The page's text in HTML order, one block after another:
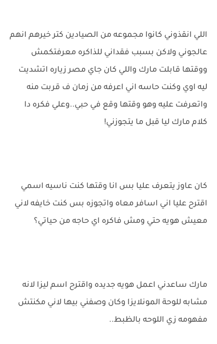
اللي انقذوني كانوا مجموعه من الصيادين كتر خيرهم انهم
عالجوني ولاكن بسبب فقداني للذاكره معرفتكمش
ووقتها قابلت مارك واللي كان جاي مصر زياره اتشديت
ليه اوي وكنت حاسه اني اعرفه من زمان ف قربت منه
واتعرفت عليه وهو وقتها وقع في حبي..وعلي فكره دا
كلام مارك ليا قبل ما يتجوزني!
كان عاوز يتعرف عليا بس انا وقتها كنت ناسيه اسمي
اقترح عليا اني اسافر معاه واتجوزه بس كنت خايفه لاني
معيش هويه حتي ومش فاكره اي حاجه من حياتي؟
مارك ساعدني اعمل هويه جديده واقترح اسم ليزا لانه
مشابه للوحة المونلايزا وكان وصفني بيها لاني مكنتش
مفهومه زي اللوحه بالظبط..